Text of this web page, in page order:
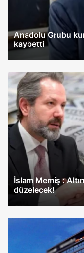
Anadolu Grubu
kaybetti
İslam Memiş :
düzelecek!